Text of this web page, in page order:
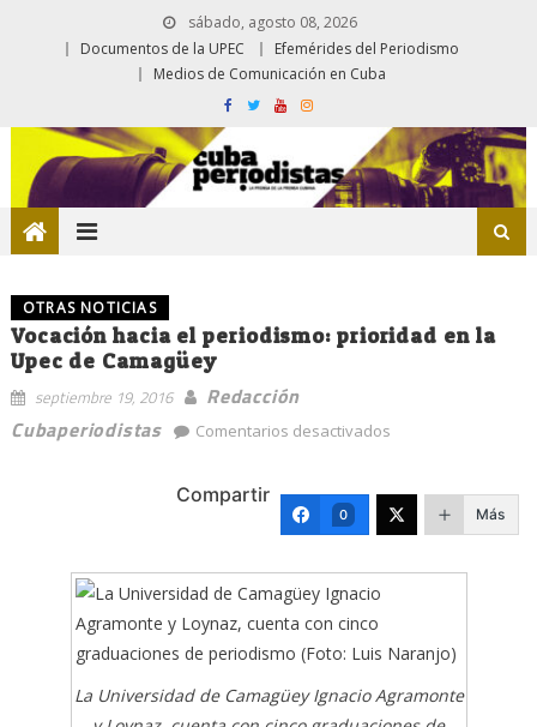
sábado, agosto 08, 2026
Documentos de la UPEC
Efemérides del Periodismo
Medios de Comunicación en Cuba
OTRAS NOTICIAS
Vocación hacia el periodismo: prioridad en la
Upec de Camagüey
septiembre 19, 2016
Redacción
Cubaperiodistas
Comentarios desactivadosen
el
periodismo:
Upec
Camagüey
Compartir
0 Más
La Universidad de Camagüey Ignacio Agramonte